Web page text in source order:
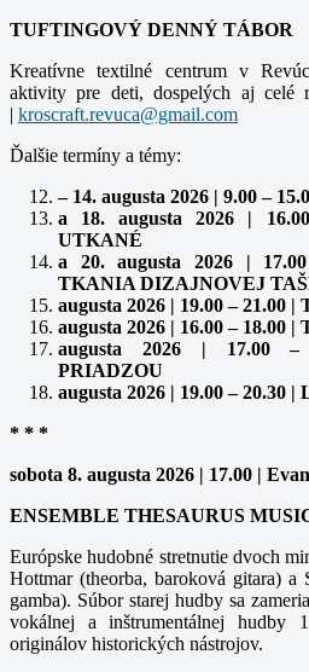
TUFTINGOVÝ DENNÝ TÁBOR
Kreatívne textilné centrum v
aktivity pre deti, dospelých aj celé
| kroscraft.revuca@gmail.com
Ďalšie termíny a témy:
– 14. augusta 2026 | 9.00 –
a 18. augusta 2026 |
UTKANÉ
a 20. augusta 2026 |
TKANIA DIZAJNOVEJ
augusta 2026 | 19.00 –
augusta 2026 | 16.00 –
augusta 2026 | 17.00
PRIADZOU
augusta 2026 | 19.00 – 20.30
* * *
sobota 8. augusta 2026 | 17.00 |
ENSEMBLE THESAURUS
Európske hudobné stretnutie dvoch
Hottmar (theorba, baroková gitara) a
gamba). Súbor starej hudby sa
vokálnej a inštrumentálnej hudby
originálov historických nástrojov.